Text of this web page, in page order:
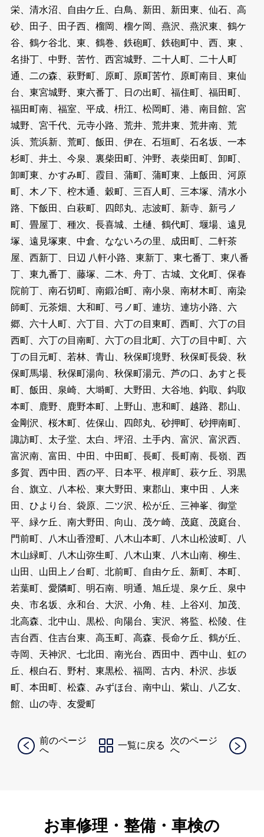
栄、清水沼、自由ケ丘、白鳥、新田、新田東、仙石、高
砂、田子、田子西、榴岡、榴ケ岡、燕沢、燕沢東、鶴ケ
谷、鶴ケ谷北、東、鶴巻、鉄砲町、鉄砲町中、西、東 、
名掛丁、中野、苦竹、西宮城野、二十人町、二十人町
通、二の森、萩野町、原町、原町苦竹、原町南目、東仙
台、東宮城野、東六番丁、日の出町、福住町、福田町、
福田町南、福室、平成、枡江、松岡町、港、南目館、宮
城野、宮千代、元寺小路、荒井、荒井東、荒井南、荒
浜、荒浜新、荒町、飯田、伊在、石垣町、石名坂、一本
杉町、井土、今泉、裏柴田町、沖野、表柴田町、卸町、
卸町東、かすみ町、霞目、蒲町、蒲町東、上飯田、河原
町、木ノ下、椌木通、穀町、三百人町、三本塚、清水小
路、下飯田、白萩町、四郎丸、志波町、新寺、新弓ノ
町、畳屋丁、種次、長喜城、土樋、鶴代町、堰場、遠見
塚、遠見塚東、中倉、なないろの里、成田町、二軒茶
屋、西新丁、日辺 八軒小路、東新丁、東七番丁、東八番
丁、東九番丁、藤塚、二木、舟丁、古城、文化町、保春
院前丁、南石切町、南鍛冶町、南小泉、南材木町、南染
師町、元茶畑、大和町、弓ノ町、連坊、連坊小路、六
郷、六十人町、六丁目、六丁の目東町、西町、六丁の目
西町、六丁の目南町、六丁の目北町、六丁の目中町、六
丁の目元町、若林、青山、秋保町境野、秋保町長袋、秋
保町馬場、秋保町湯向、秋保町湯元、芦の口、あすと長
町、飯田、泉崎、大塒町、大野田、大谷地、鈎取、鈎取
本町、鹿野、鹿野本町、上野山、恵和町、越路、郡山、
金剛沢、桜木町、佐保山、四郎丸、砂押町、砂押南町、
諏訪町、太子堂、太白、坪沼、土手内、富沢、富沢西、
富沢南、富田、中田、中田町、長町、長町南、長嶺、西
多賀、西中田、西の平、日本平、根岸町、萩ケ丘、羽黒
台、旗立、八本松、東大野田、東郡山、東中田 、人来
田、ひより台、袋原、二ツ沢、松が丘、三神峯、御堂
平、緑ケ丘、南大野田、向山、茂ケ崎、茂庭、茂庭台、
門前町、八木山香澄町、八木山本町、八木山松波町、八
木山緑町、八木山弥生町、八木山東、八木山南、柳生、
山田、山田上ノ台町、北前町、自由ケ丘、新町、本町、
若葉町、愛隣町、明石南、明通、旭丘堤、泉ケ丘、泉中
央、市名坂、永和台、大沢、小角、桂、上谷刈、加茂、
北高森、北中山、黒松、向陽台、実沢、将監、松陵、住
吉台西、住吉台東、高玉町、高森、長命ケ丘、鶴が丘、
寺岡、天神沢、七北田、南光台、西田中、西中山、虹の
丘、根白石、野村、東黒松、福岡、古内、朴沢、歩坂
町、本田町、松森、みずほ台、南中山、紫山、八乙女、
館、山の寺、友愛町
前のページ
へ
一覧に戻る
次のページ
へ
お車修理・整備・車検の